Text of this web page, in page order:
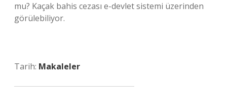
mu? Kaçak bahis cezası e-devlet sistemi üzerinden
görülebiliyor.
Tarih: Makaleler